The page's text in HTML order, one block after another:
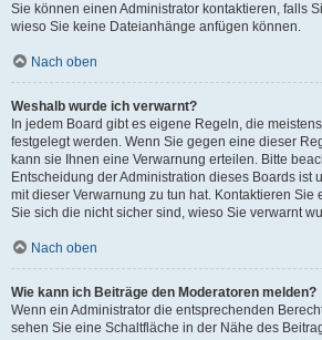
Sie können einen Administrator kontaktieren, falls
wieso Sie keine Dateianhänge anfügen können.
Nach oben
Weshalb wurde ich verwarnt?
In jedem Board gibt es eigene Regeln, die
festgelegt werden. Wenn Sie gegen eine dieser
kann sie Ihnen eine Verwarnung erteilen. Bitte
Entscheidung der Administration dieses Boards ist
mit dieser Verwarnung zu tun hat. Kontaktieren Sie
Sie sich die nicht sicher sind, wieso Sie verwarnt
Nach oben
Wie kann ich Beiträge den Moderatoren melden?
Wenn ein Administrator die entsprechenden
sehen Sie eine Schaltfläche in der Nähe des